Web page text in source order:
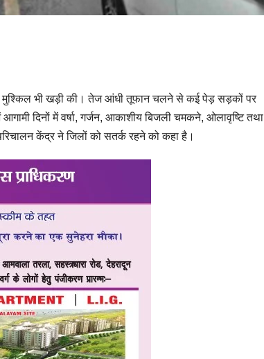
मुश्किल भी खड़ी की। तेज आंधी तूफान चलने से कई पेड़ सड़कों पर
आगामी दिनों में वर्षा, गर्जन, आकाशीय बिजली चमकने, ओलावृष्टि तथा
केंद्र ने जिलों को सतर्क रहने को कहा है।